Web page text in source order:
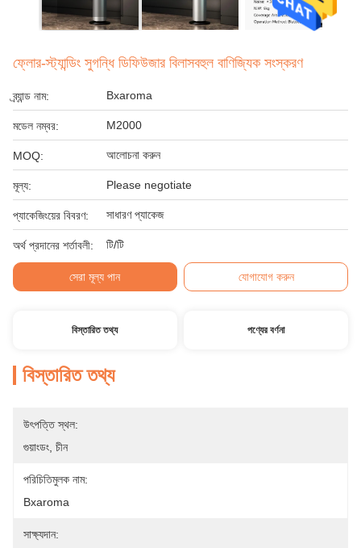
ফ্লোর-স্ট্যান্ডিং সুগন্ধি ডিফিউজার বিলাসবহুল বাণিজ্যিক সংস্করণ
ব্র্যান্ড নাম: Bxaroma
মডেল নম্বর: M2000
MOQ: আলোচনা করুন
মূল্য: Please negotiate
প্যাকেজিংয়ের বিবরণ: সাধারণ প্যাকেজ
অর্থ প্রদানের শর্তাবলী: টি/টি
সেরা মূল্য পান যোগাযোগ করুন
বিস্তারিত তথ্য পণ্যের বর্ণনা
বিস্তারিত তথ্য
উৎপত্তি স্থল:
গুয়াংডং, চীন
পরিচিতিমুলক নাম:
Bxaroma
সাক্ষ্যদান: